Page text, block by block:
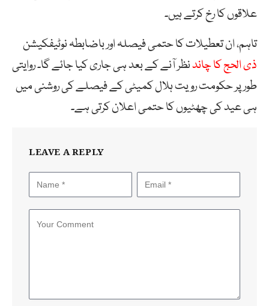
علاقوں کا رخ کرتے ہیں۔
تاہم، ان تعطیلات کا حتمی فیصلہ اور باضابطہ نوٹیفکیشن
ذی الحج کا چاندنظر آنے کے بعد ہی جاری کیا جائے گا۔ روایتی
طور پر حکومت رویت ہلال کمیٹی کے فیصلے کی روشنی میں
ہی عید کی چھٹیوں کا حتمی اعلان کرتی ہے۔
LEAVE A REPLY